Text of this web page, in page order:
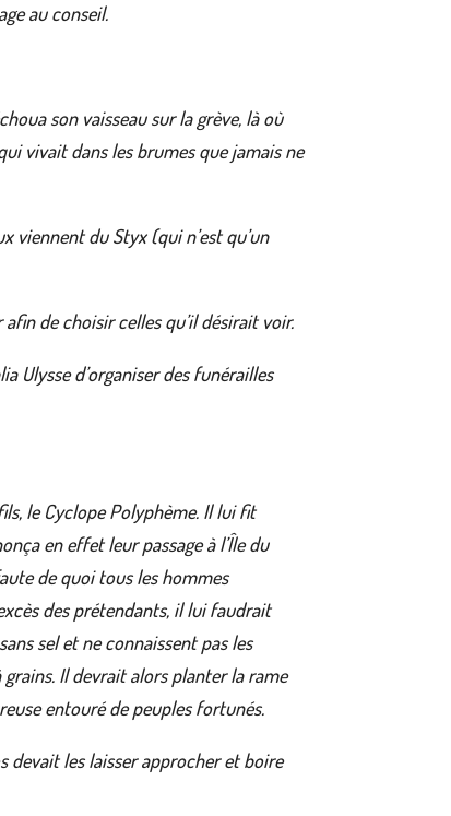
au conseil.
son vaisseau sur la grève, là où
vivait dans les brumes que jamais ne
viennent du Styx (qui n’est qu’un
de choisir celles qu’il désirait voir.
Ulysse d’organiser des funérailles
le Cyclope Polyphème. Il lui fit
en effet leur passage à l’Île du
de quoi tous les hommes
des prétendants, il lui faudrait
sel et ne connaissent pas les
Il devrait alors planter la rame
entouré de peuples fortunés.
devait les laisser approcher et boire